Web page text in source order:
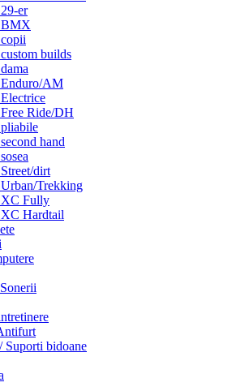
er
BMX
builds
AM
Ride/DH
hand
dirt
Trekking
Fully
Hardtail
Suporti bidoane